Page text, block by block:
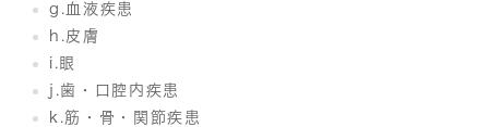
g.血液疾患
h.皮膚
i.眼
j.歯・口腔内疾患
k.筋・骨・関節疾患